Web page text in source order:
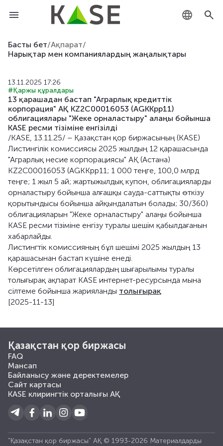
Басты бет/Ақпарат/
Нарықтар мен компаниялардың жаңалықтары
13.11.2025 17:26
#Қаржы құралдары
13 қарашадан бастап "Аграрлық кредиттік
корпорация" АҚ KZ2C00016053 (AGKKpp11)
облигациялары "Жеке орналастыру" алаңы бойынша
KASE ресми тізіміне енгізілді
/KASE, 13.11.25/ – Қазақстан қор биржасының (KASE)
Листингілік комиссиясы 2025 жылдың 12 қарашасында
"Аграрлық несие корпорациясы" АҚ (Астана)
KZ2C00016053 (AGKKpp11; 1 000 теңге, 100,0 млрд
теңге; 1 жыл 5 ай; жартыжылдық купон, облигацияларды
орналастыру бойынша алғашқы сауда-саттықты өткізу
қорытындысы бойынша айқындалатын болады; 30/360)
облигацияларын "Жеке орналастыру" алаңы бойынша
KASE ресми тізіміне енгізу туралы шешім қабылдағанын
хабарлайды.
Листингтік комиссияның бұл шешімі 2025 жылдың 13
қарашасынан бастап күшіне енеді.
Көрсетілген облигациялардың шығарылымы туралы
толығырақ ақпарат KASE интернет-ресурсында мына
сілтеме бойынша жарияланды толығырақ
[2025-11-13]
Қазақстан қор биржасы
FAQ
Мансап
Байланысу және деректемелер
Сайт картасы
KASE клирингтік орталығы АҚ
"Қазақстан қор биржасы" АҚ © 1993-2026 Материалдарды